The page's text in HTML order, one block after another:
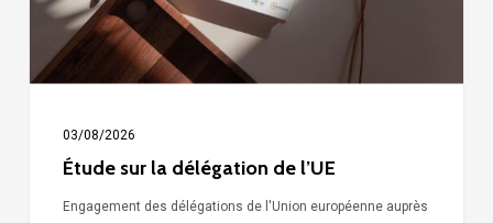
03/08/2026
Étude sur la délégation de l’UE
Engagement des délégations de l'Union européenne auprès